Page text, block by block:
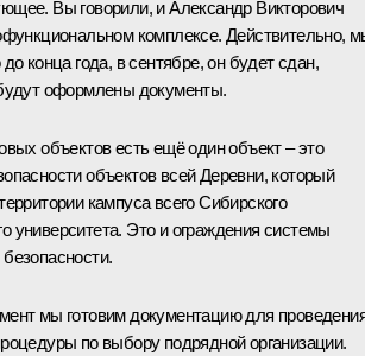
Вы говорили, и Александр Викторович
комплексе. Действительно,
конца года, в сентябре, он будет сдан,
оформлены документы.
объектов есть ещё один объект – это
объектов всей Деревни, который
кампуса всего Сибирского
университета. Это и ограждения системы
мы готовим документацию для
по выбору подрядной организации.